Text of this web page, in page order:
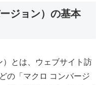
ジョン）の基本
）とは、ウェブサイト訪
の「マクロ コンバージ